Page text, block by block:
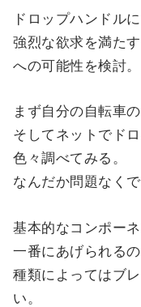
ドロップハンドルに
強烈な欲求を満た
への可能性を検討。
まず自分の自転車
そしてネットでド
色々調べてみる。
なんだか問題なく
基本的なコンポー
一番にあげられる
種類によってはブ
い。